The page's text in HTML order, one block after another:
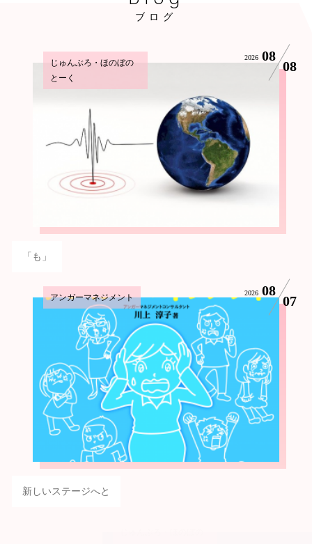
ブログ
じゅんぶろ・ほのぼの
とーく
2026 08
08
「も」
アンガーマネジメント 2026 08
07
新しいステージへと